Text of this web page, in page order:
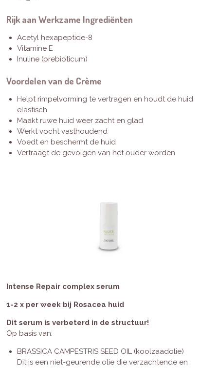
Rijk aan Werkzame Ingrediënten
Acetyl hexapeptide-8
Vitamine E
Inuline (prebioticum)
Voordelen van de Crème
Helpt rimpelvorming te vertragen en houdt de huid
elastisch
Maakt ruwe huid weer zacht en glad
Werkt vocht vasthoudend
Voedt en beschermt de huid
Vertraagt de gevolgen van het ouder worden
Intense Repair complex serum
1-2 x per week bij Rosacea huid
Dit serum is verbeterd in de structuur!
Op basis van:
BRASSICA CAMPESTRIS SEED OIL (koolzaadolie)
Dit is een niet-geurende olie die verzachtende en